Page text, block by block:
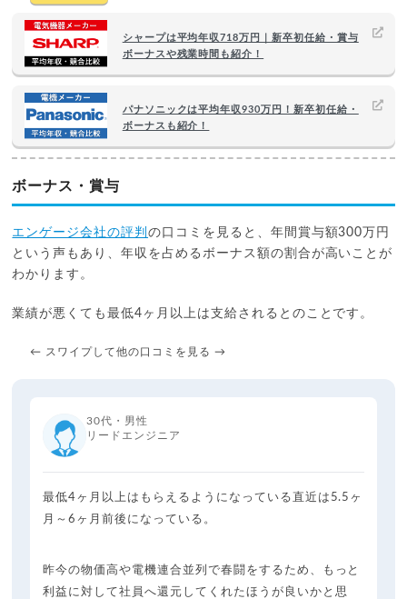
シャープは平均年収718万円｜新卒初任給・賞与
ボーナスや残業時間も紹介！
パナソニックは平均年収930万円！新卒初任給・
ボーナスも紹介！
ボーナス・賞与
エンゲージ会社の評判の口コミを見ると、年間賞与額300万円
という声もあり、年収を占めるボーナス額の割合が高いことが
わかります。
業績が悪くても最低4ヶ月以上は支給されるとのことです。
← スワイプして他の口コミを見る →
30代・男性
リードエンジニア
最低4ヶ月以上はもらえるようになっている直近は5.5ヶ
月～6ヶ月前後になっている。
昨今の物価高や電機連合並列で春闘をするため、もっと
利益に対して社員へ還元してくれたほうが良いかと思